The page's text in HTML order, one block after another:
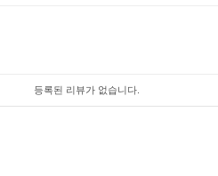
등록된 리뷰가 없습니다.